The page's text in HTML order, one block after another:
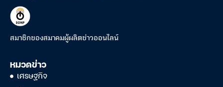
สมาชิกของสมาคมผู้ผลิตข่าวออนไลน์
หมวดข่าว
เศรษฐกิจ